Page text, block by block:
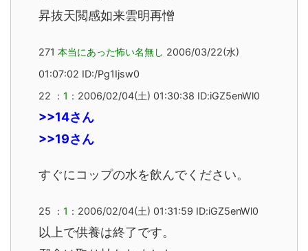
昇抜天閲感如来雲明再憎
271 本当にあった怖い名無し 2006/03/22(水)
01:07:02 ID:/Pg1Ijsw0
22 ： 1 ：2006/02/04(土) 01:30:38 ID:iGZ5enWl0
>>14さん
>>19さん
すぐにコップの水を飲んでください。
25 ： 1 ：2006/02/04(土) 01:31:59 ID:iGZ5enWl0
以上で供養は終了です。